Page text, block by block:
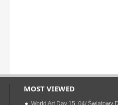
MOST VIEWED
World Art Day 15 .04/ Światowy